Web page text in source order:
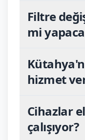
Filtre
mi
hizmet
Cihazlar
çalışıyor?